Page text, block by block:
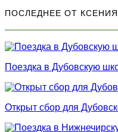
ПОСЛЕДНЕЕ ОТ КСЕНИЯ
Поездка в Дубовскую
Открыт сбор для